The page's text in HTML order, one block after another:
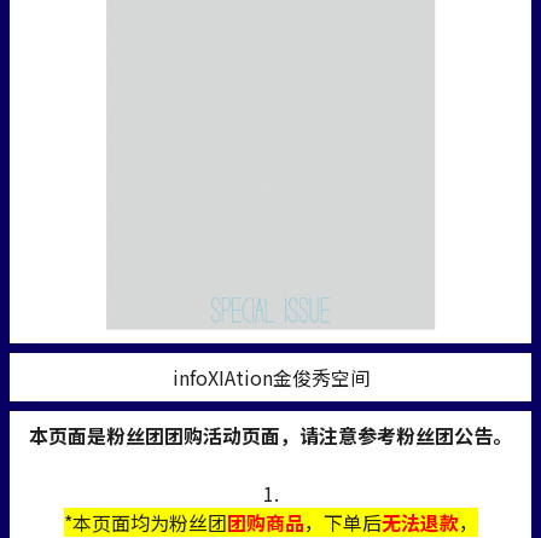
infoXIAtion金俊秀空间
本页面是粉丝团团购活动页面，请注意参考粉丝团公告。
1.
*本页面均为粉丝团团购商品，下单后无法退款，